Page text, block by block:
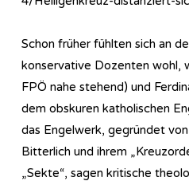
Schon früher fühlten sich an
konservative Dozenten wohl,
FPÖ nahe stehend) und
dem obskuren katholischen
das Engelwerk, gegründet
Bitterlich und ihrem
„Sekte“, sagen kritische